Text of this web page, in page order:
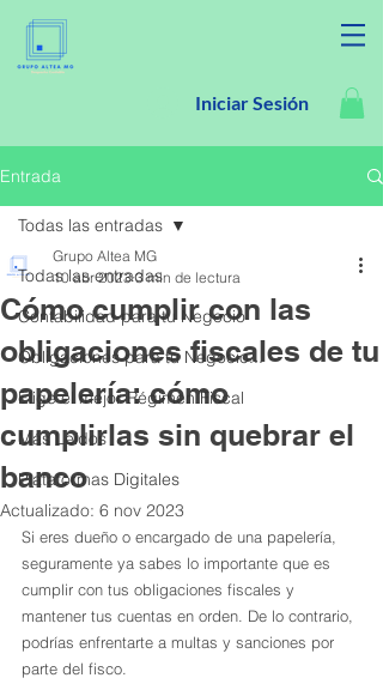
Iniciar Sesión
Entrada
Todas las entradas
Contabilidad para tu Negocio
Obligaciones para tu Negocio...
Elige el mejor Régimen Fiscal
Más Leídos
Plataformas Digitales
Todas las entradas
Cómo cumplir con las
obligaciones fiscales de tu
papelería: cómo
cumplirlas sin quebrar el
banco
Grupo Altea MG
10 abr 2023 3 min de lectura
Actualizado: 6 nov 2023
Si eres dueño o encargado de una papelería,
seguramente ya sabes lo importante que es
cumplir con tus obligaciones fiscales y
mantener tus cuentas en orden. De lo contrario,
podrías enfrentarte a multas y sanciones por
parte del fisco.